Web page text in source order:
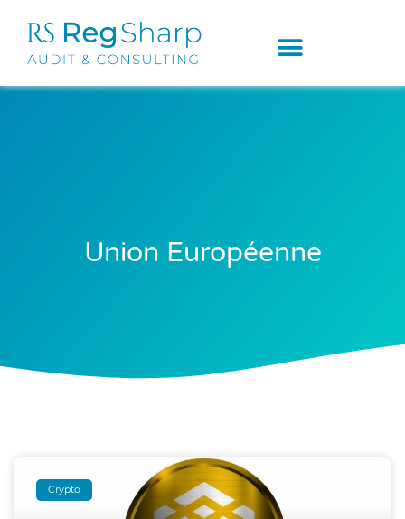
Union Européenne
Crypto